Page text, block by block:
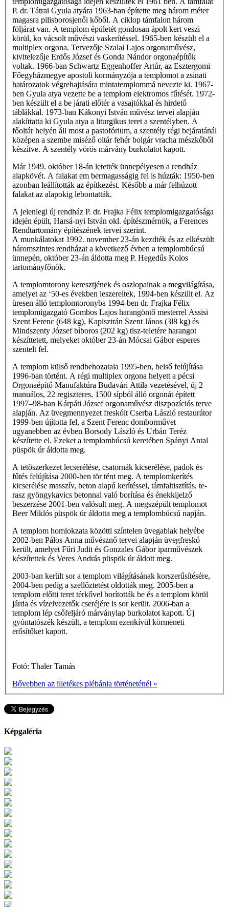
P. dr. Tátrai Gyula atyára 1963-ban építette meg három méter
magasra pilisborosjenői kőből. A ciklop támfalon három
följárat van. A templom épületét gondosan ápolt kert veszi
körül, ko­ vácsolt művészi vaskerítéssel. 1965-ben készült el a
multiplex orgona. Tervezője Szalai Lajos orgonaművész,
kivitelezője Erdős József és Gonda Nándor orgonaépítők
voltak. 1966-ban Schwartz Eggenhoffer Artúr, az Esztergomi
Főegyházmegye apostoli kormányzója a templomot a zsinati
határozatok végrehajtására mintatemplommá nevezte ki. 1967-
ben Gyula atya vezette be a templom elektromos fűtését. 1972-
ben készült el a be­ járati előtér a vasajtókkal és hirdető
táblákkal. 1973-ban Kákonyi István művész tervei alapján
alakíttatta ki Gyula atya a liturgikus teret a szentélyben. A
főoltár helyén áll most a pastofórium, a szentély régi bejáratánál
középen a szembe miséző oltár fehér bolgár vracha mészkőből
készítve. A szentély vörös márvány burkolatot kapott.
Már 1949. október 18-án letették ünnepélyesen a rendház
alapkövét. A falakat em­ bermagasságig fel is húzták: 1950-ben
azonban leállították az építkezést. Később a már felhúzott
falakat az alapokig lebontatták.
A jelenlegi új rendház P. dr. Frajka Félix templomigazgatósága
idején épült, Harsá-nyi István okl. építészmérnök, a Ferences
Rendtartomány építészének tervei szerint.
A munkálatokat 1992. november 23-án kezdték és az elkészült
háromszintes rendházat a következő évben a templombúcsú
ünnepén, október 23-án áldotta meg P. Hegedűs Kolos
tartományfőnök.
A templomtorony keresztjének és oszlopainak a megvilágítása,
amelyet az ‘50-es években leszereltek, 1994-ben készült el. Az
üresen álló templomtoronyba 1994-ben dr. Frajka Félix
templomigazgató Gombos Lajos harangöntő mesterrel Assisi
Szent Ferenc (648 kg), Kapisztrán Szent János (3l8 kg) és
Mindszenty József bíboros (202 kg) tisz-teletére harangot
készíttetett, melyeket október 23-án Mócsai Gábor esperes
szentelt fel.
A templom külső rendbehozatala 1995-ben, belső felújítása
1996-ban történt. A régi multiplex orgona helyett a pécsi
Orgonaépítő Manufaktúra Budavári Attila vezetésével, új 2
manuálos, 22 regiszteres, 1500 sípból álló orgonát épített
1997–98-ban Kárpáti József orgonaművész diszpozíciós terve
alapján. Az üvegmennyezet freskóit Cserba László restaurátor
1999-ben újította fel, a Szent Ferenc domborművet
ugyanebben az évben Borsody László és Urbán Teréz
készítette el. Ezeket a templombúcsú keretében Spányi Antal
püspök úr áldotta meg.
A tetőszerkezet lecserélése, csatornák kicserélése, padok és
fűtés felújítása 2000-ben tör­ tént meg. A templomkerítés
kicserélése masszív, beton alapú kerítéssel, támfaltisztítás, te­
rasz gyöngykavics betonnal való borítása és énekkijelző
beszerzése 2001-ben valósult meg. A megszépült templomot
Beer Miklós püspök úr áldotta meg a templombúcsú napján.
A templom homlokzata közötti színtelen üvegablak helyébe
2002-ben Pálos Anna művésznő tervei alapján üvegfreskó
került, amelyet Fűri Judit és Gonzales Gábor iparművészek
készítettek és Veres András püspök úr áldott meg.
2003-ban került sor a templom világításának korszerűsítésére,
2004-ben pedig a szellőztetést oldották meg. 2005-ben a
templom előtti teret térkővel borították be és a templom körül
járda és vízelvezetők cseréjére is sor került. 2006-ban a
templom lép­ csőfeljáró márványlap burkolatot kapott. Új
gyóntatószék készült, a templom ezenkívül körmeneti
erősítőket kapott.
Fotó: Thaler Tamás
Bővebben az illetékes plébánia történeténél »
Képgaléria